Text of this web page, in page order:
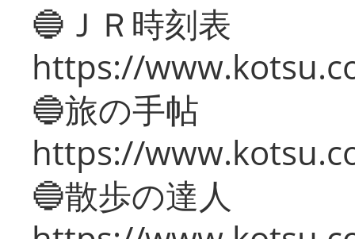
🔵ＪＲ時刻表
https://
🔵旅の手帖
https://
🔵散歩の達人